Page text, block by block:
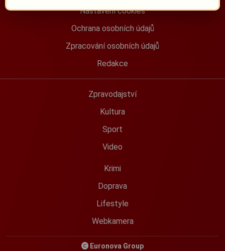
Nastavení cookies
Ochrana osobních údajů
Zpracování osobních údajů
Redakce
Zpravodajství
Kultura
Sport
Video
Krimi
Doprava
Lifestyle
Webkamera
Euronova Group